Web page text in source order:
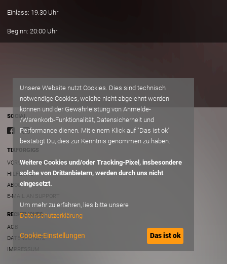
Einlass: 19.30 Uhr
Beginn: 20:00 Uhr
SOCIAL
TIXFORGIGS
VORVERKAUFSSTELLEN
HILFE/FAQ
ABOUT
E-MAIL AN SUPPORT
RECHTLICHES
AGB
DATENSCHUTZ
IMPRESSUM
Unsere Website nutzt Cookies. Dies sind technisch
notwendige Cookies, welche nicht abgelehnt werden
können und der Gewährleistung von Anmelde-
/Warenkorb-Funktionalität, Datensicherheit und
Performance dienen. Mit einem Klick auf "Das ist ok"
bestätigt Du, dies zur Kenntnis genommen zu haben.
Weitere Cookies und/oder Tracking-Pixel, insbesondere
solche von Drittanbietern, werden durch uns nicht
eingesetzt.
Um mehr zu erfahren, lies bitte unsere
Datenschutzerklärung
Cookie-Einstellungen Das ist ok